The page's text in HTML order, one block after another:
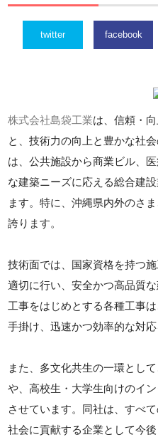
twitter facebook
株式会社島袋工業は、信頼・
と、技術力の向上と豊かな社
は、公共施設から商業ビル、
な建築ニーズに応える総合建
ます。特に、沖縄県内外のさ
誇ります。
技術面では、国家資格を持つ
適切に行い、安全かつ高品質
工事をはじめとする各種工事
手掛け、迅速かつ効率的な対応
また、多文化共生の一環とし
や、高校生・大学生向けのイ
させています。同社は、すべ
社会に貢献する企業として今